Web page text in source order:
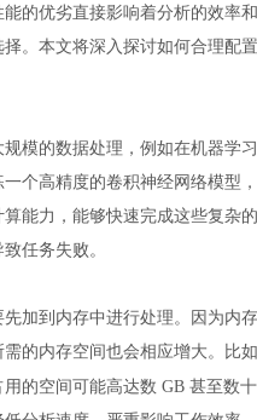
的优劣直接影响着分析的效率
。本文将深入探讨如何合理配
模的数据处理，例如在机器学
个高精度的卷积神经网络模型
能力，能够快速完成这些复杂
任务失败。
加到内存中进行处理。因为内
的内存空间也会相应增大。比
的空间可能高达数 GB 甚至数